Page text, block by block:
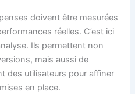
doivent être mesurées
réelles. C’est ici
Ils permettent non
mais aussi de
des utilisateurs pour affiner
en place.